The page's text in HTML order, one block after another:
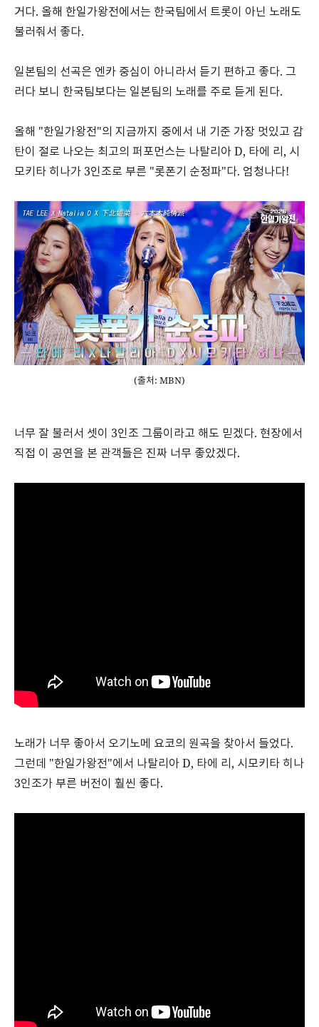
거다. 올해 한일가왕전에서는 한국팀에서 트롯이 아닌 노래도
불러줘서 좋다.
일본팀의 선곡은 엔카 중심이 아니라서 듣기 편하고 좋다. 그
러다 보니 한국팀보다는 일본팀의 노래를 주로 듣게 된다.
올해 "한일가왕전"의 지금까지 중에서 내 기준 가장 멋있고 감
탄이 절로 나오는 최고의 퍼포먼스는 나탈리아 D, 타에 리, 시
모키타 히나가 3인조로 부른 "롯폰기 순정파"다. 엄청나다!
(출처: MBN)
너무 잘 불러서 셋이 3인조 그룹이라고 해도 믿겠다. 현장에서
직접 이 공연을 본 관객들은 진짜 너무 좋았겠다.
노래가 너무 좋아서 오기노메 요코의 원곡을 찾아서 들었다.
그런데 "한일가왕전"에서 나탈리아 D, 타에 리, 시모키타 히나
3인조가 부른 버전이 훨씬 좋다.